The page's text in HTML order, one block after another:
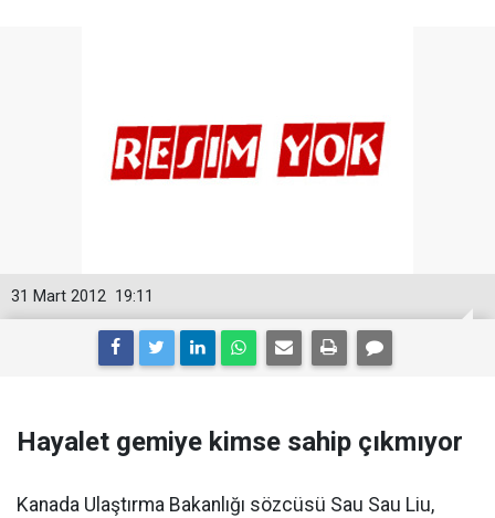
19:11
31 Mart 2012
Hayalet gemiye kimse sahip çıkmıyor
Kanada Ulaştırma Bakanlığı sözcüsü Sau Sau Liu,